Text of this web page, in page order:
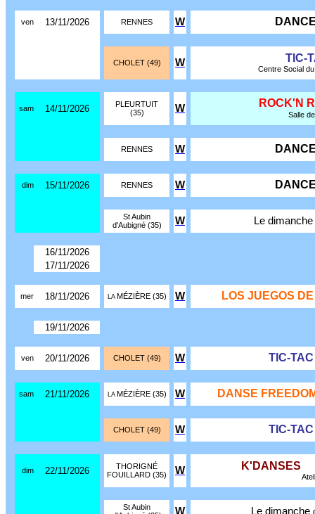
ven 13/11/2026 RENNES W
CHOLET (49) W TIC-
Centre Social
sam 14/11/2026
PLEURTUIT
(35)
W ROCK'N
Salle
RENNES W
dim 15/11/2026 RENNES W
St Aubin
d'Aubigné (35)
W Le dimanche
16/11/2026
17/11/2026
mer 18/11/2026 LA MÉZIÈRE (35) W LOS JUEGOS
19/11/2026
ven 20/11/2026 CHOLET (49) W TIC-
sam 21/11/2026 LA MÉZIÈRE (35) W DANSE
CHOLET (49) W TIC-
dim 22/11/2026
THORIGNÉ
FOUILLARD (35)
W K'DANSES
St Aubin
W Le dimanche